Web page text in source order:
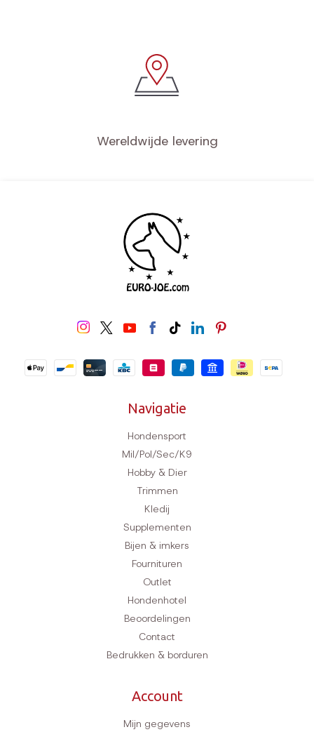
Wereldwijde levering
Navigatie
Hondensport
Mil/Pol/Sec/K9
Hobby & Dier
Trimmen
Kledij
Supplementen
Bijen & imkers
Fournituren
Outlet
Hondenhotel
Beoordelingen
Contact
Bedrukken & borduren
Account
Mijn gegevens